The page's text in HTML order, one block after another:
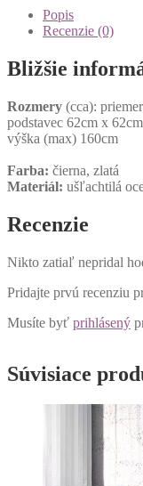
Popis
Recenzie (0)
Bližšie
Rozmery (cca):
podstavec 62cm x 62cm
výška (max) 160cm
Farba: čierna, zlatá
Materiál: ušľachtilá
Recenzie
Nikto zatiaľ nepridal
Pridajte prvú recenziu
Musíte byť prihlásený
Súvisiace